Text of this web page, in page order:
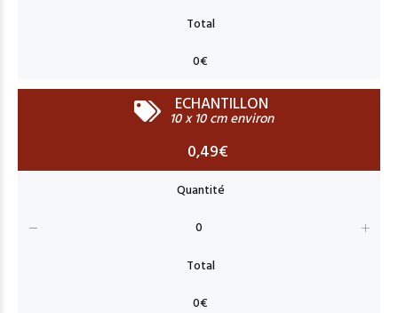
ECHANTILLON
10 x 10 cm environ
0,49€